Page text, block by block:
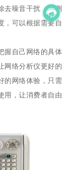
去噪音干扰，使测
，可以根据需要自
握自己网络的具体
网络分析仪更好的
的网络体验，只需
用，让消费者自由